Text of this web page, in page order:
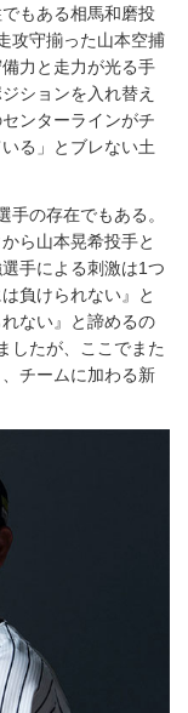
もある相馬和磨投
攻守揃った山本空捕
力と走力が光る手
ションを入れ替え
ンターラインがチ
る」とブレない土
の存在でもある。
ら山本晃希投手と
手による刺激は1つ
負けられない』と
ない』と諦めるの
したが、ここでまた
チームに加わる新